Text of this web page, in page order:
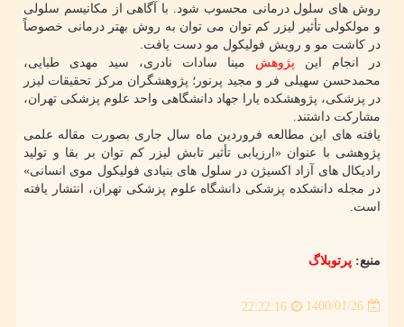
روش های سلول درمانی محسوب شود. با آگاهی از مکانیسم سلولی
و مولکولی تأثیر لیزر کم توان می توان به روش بهتر درمانی خصوصاً
در کاشت مو و رویش فولیکول مو دست یافت.
در انجام این پژوهش مینا سادات نادری، سید مهدی طبایی،
محمدحسن سهیلی فر و مجید پرنور؛ پژوهشگران مرکز تحقیقات لیزر
در پزشکی، پژوهشکده یارا جهاد دانشگاهی واحد علوم پزشکی تهران،
مشارکت داشتند.
یافته های این مطالعه فروردین ماه سال جاری بصورت مقاله علمی
پژوهشی با عنوان «ارزیابی تأثیر تابش لیزر کم توان بر بقا و تولید
رادیکال های آزاد اکسیژن در سلول های بنیادی فولیکول موی انسانی»
در مجله دانشکده پزشکی دانشگاه علوم پزشکی تهران، انتشار یافته
است.
منبع: پرتوبلاگ
1400/01/26
22:22:16